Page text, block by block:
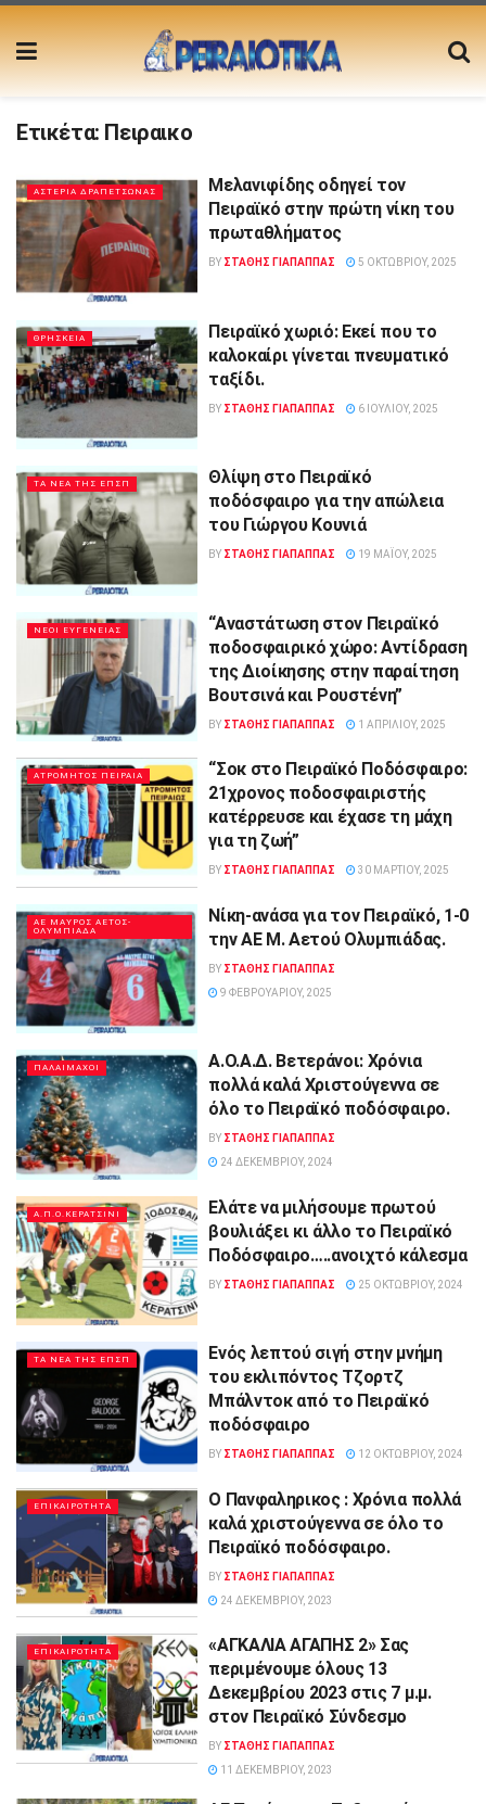
Ετικέτα: Πειραικο
ΑΣΤΕΡΙΑ ΔΡΑΠΕΤΣΩΝΑΣ
Μελανιφίδης οδηγεί τον
Πειραϊκό στην πρώτη νίκη του
πρωταθλήματος
BY ΣΤΑΘΗΣ ΓΊΑΠΑΠΠΑΣ 5 ΟΚΤΩΒΡΊΟΥ, 2025
ΘΡΗΣΚΕΙΑ
Πειραϊκό χωριό: Εκεί που το
καλοκαίρι γίνεται πνευματικό
ταξίδι.
BY ΣΤΑΘΗΣ ΓΊΑΠΑΠΠΑΣ 6 ΙΟΥΛΊΟΥ, 2025
ΤΑ ΝΕΑ ΤΗΣ ΕΠΣΠ
Θλίψη στο Πειραϊκό
ποδόσφαιρο για την απώλεια
του Γιώργου Κουνιά
BY ΣΤΑΘΗΣ ΓΊΑΠΑΠΠΑΣ 19 ΜΑΪ́ΟΥ, 2025
ΝΕΟΙ ΕΥΓΕΝΕΙΑΣ
“Αναστάτωση στον Πειραϊκό
ποδοσφαιρικό χώρο: Αντίδραση
της Διοίκησης στην παραίτηση
Βουτσινά και Ρουστένη”
BY ΣΤΑΘΗΣ ΓΊΑΠΑΠΠΑΣ 1 ΑΠΡΙΛΊΟΥ, 2025
ΑΤΡΟΜΗΤΟΣ ΠΕΙΡΑΙΑ
“Σοκ στο Πειραϊκό Ποδόσφαιρο:
21χρονος ποδοσφαιριστής
κατέρρευσε και έχασε τη μάχη
για τη ζωή”
BY ΣΤΑΘΗΣ ΓΊΑΠΑΠΠΑΣ 30 ΜΑΡΤΊΟΥ, 2025
ΑΕ ΜΑΥΡΟΣ ΑΕΤΟΣ-
ΟΛΥΜΠΙΑΔΑ
Νίκη-ανάσα για τον Πειραϊκό, 1-0
την ΑΕ Μ. Αετού Ολυμπιάδας.
BY ΣΤΑΘΗΣ ΓΊΑΠΑΠΠΑΣ
9 ΦΕΒΡΟΥΑΡΊΟΥ, 2025
ΠΑΛΑΙΜΑΧΟΙ
Α.Ο.Α.Δ. Βετεράνοι: Xρόνια
πολλά καλά Χριστούγεννα σε
όλο το Πειραϊκό ποδόσφαιρο.
BY ΣΤΑΘΗΣ ΓΊΑΠΑΠΠΑΣ
24 ΔΕΚΕΜΒΡΊΟΥ, 2024
Α.Π.Ο.ΚΕΡΑΤΣΙΝΙ
Ελάτε να μιλήσουμε πρωτού
βουλιάξει κι άλλο το Πειραϊκό
Ποδόσφαιρο…..ανοιχτό κάλεσμα
BY ΣΤΑΘΗΣ ΓΊΑΠΑΠΠΑΣ 25 ΟΚΤΩΒΡΊΟΥ, 2024
ΤΑ ΝΕΑ ΤΗΣ ΕΠΣΠ
Ενός λεπτού σιγή στην μνήμη
του εκλιπόντος Τζορτζ
Μπάλντοκ από το Πειραϊκό
ποδόσφαιρο
BY ΣΤΑΘΗΣ ΓΊΑΠΑΠΠΑΣ 12 ΟΚΤΩΒΡΊΟΥ, 2024
ΕΠΙΚΑΙΡΟΤΗΤΑ
Ο Πανφαληρικος : Xρόνια πολλά
καλά χριστούγεννα σε όλο το
Πειραϊκό ποδόσφαιρο.
BY ΣΤΑΘΗΣ ΓΊΑΠΑΠΠΑΣ
24 ΔΕΚΕΜΒΡΊΟΥ, 2023
ΕΠΙΚΑΙΡΟΤΗΤΑ
«ΑΓΚΑΛΙΑ ΑΓΑΠΗΣ 2» Σας
περιμένουμε όλους 13
Δεκεμβρίου 2023 στις 7 μ.μ.
στον Πειραϊκό Σύνδεσμο
BY ΣΤΑΘΗΣ ΓΊΑΠΑΠΠΑΣ
11 ΔΕΚΕΜΒΡΊΟΥ, 2023